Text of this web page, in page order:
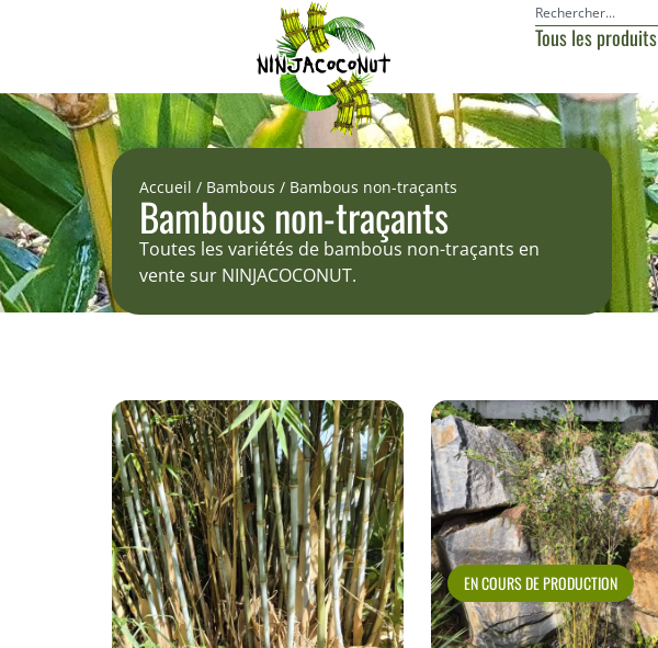
Tous les produits
Accueil / Bambous / Bambous non-traçants
Bambous non-traçants
Toutes les variétés de bambous non-traçants en
vente sur NINJACOCONUT.
EN COURS DE PRODUCTION